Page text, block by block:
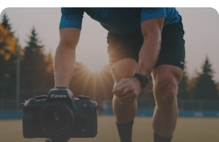
efficaces pour soulager la douleur
23 février 2026